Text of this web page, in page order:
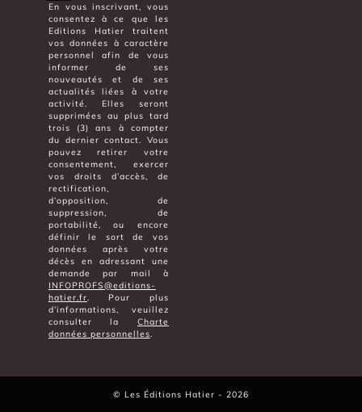
En vous inscrivant, vous
consentez à ce que les
Editions Hatier traitent
vos données à caractère
personnel afin de vous
informer de ses
nouveautés et de ses
actualités liées à votre
activité. Elles seront
supprimées au plus tard
trois (3) ans à compter
du dernier contact. Vous
pouvez retirer votre
consentement, exercer
vos droits d’accès, de
rectification,
d’opposition, de
suppression, de
portabilité, ou encore
définir le sort de vos
données après votre
décès en adressant une
demande par mail à
INFOPROFS@editions-
hatier.fr. Pour plus
d’informations, veuillez
consulter la Charte
données personnelles.
© Les Éditions Hatier - 2026